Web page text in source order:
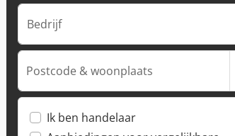
Bedrijf
Postcode & woonplaats
Ik ben handelaar